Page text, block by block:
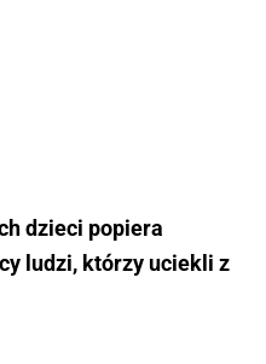
dzieci popiera
ludzi, którzy uciekli z